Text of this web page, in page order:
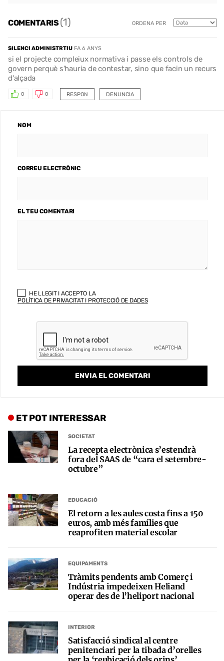
COMENTARIS(1) ORDENA PER
SILENCI ADMINISTRTIU FA 6 ANYS
si el projecte compleiux normativa i passe els controls de
govern perquè s'hauria de contestar, sino que facin un recurs
d'alçada
RESPON
0 0 DENUNCIA
NOM
CORREU ELECTRÒNIC
EL TEU COMENTARI
HE LLEGIT I ACCEPTO LA
POLÍTICA DE PRIVACITAT I PROTECCIÓ DE DADES
ET POT INTERESSAR
SOCIETAT
La recepta electrònica s’estendrà
fora del SAAS de “cara el setembre-
octubre”
EDUCACIÓ
El retorn a les aules costa fins a 150
euros, amb més famílies que
reaprofiten material escolar
EQUIPAMENTS
Tràmits pendents amb Comerç i
Indústria impedeixen Heliand
operar des de l’heliport nacional
INTERIOR
Satisfacció sindical al centre
penitenciari per la tibada d’orelles